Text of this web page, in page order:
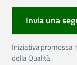
Invia una
Iniziativa promossa
della Qualità